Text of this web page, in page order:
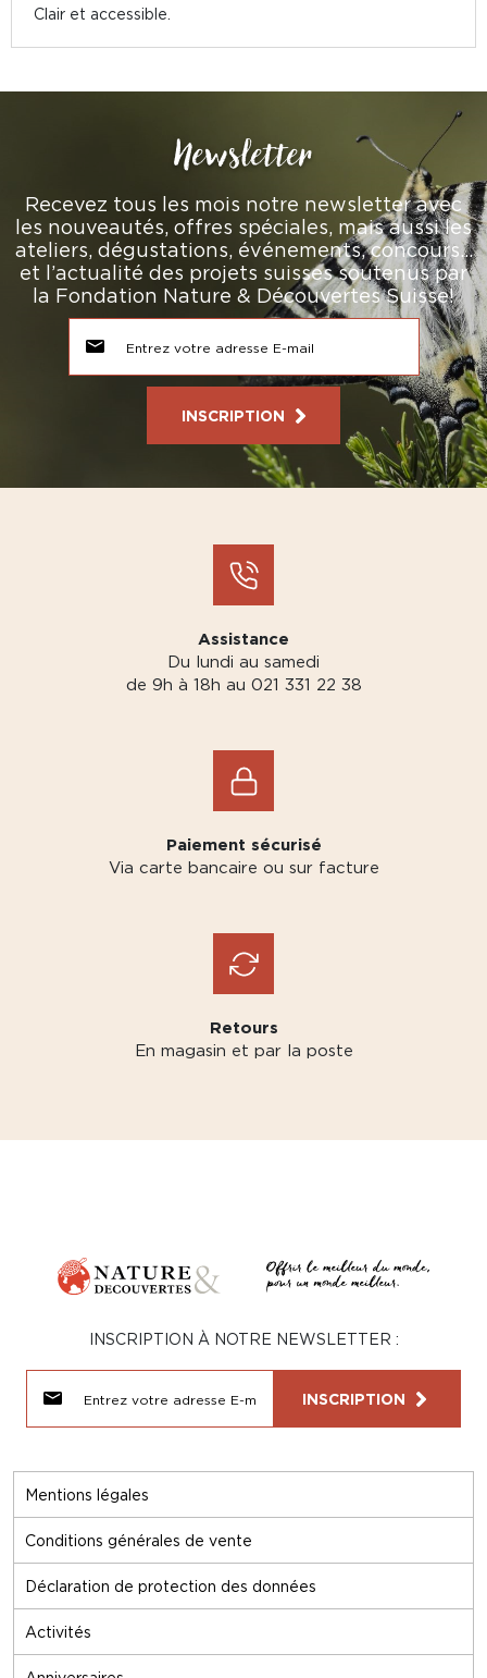
Clair et accessible.
Newsletter
Recevez tous les mois notre newsletter avec
les nouveautés, offres spéciales, mais aussi les
ateliers, dégustations, événements, concours…
et l’actualité des projets suisses soutenus par
la Fondation Nature & Découvertes Suisse!
INSCRIPTION
Assistance
Du lundi au samedi
de 9h à 18h au 021 331 22 38
Paiement sécurisé
Via carte bancaire ou sur facture
Retours
En magasin et par la poste
Mentions légales
Conditions générales de vente
Déclaration de protection des données
Activités
INSCRIPTION À NOTRE NEWSLETTER :
INSCRIPTION